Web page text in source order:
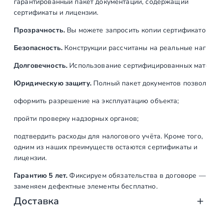
сертификаты и лицензии.
Прозрачность.Вы можете запросить копии сертификатов
Безопасность.Конструкции рассчитаны на реальные
Долговечность. Использование сертифицированных
Юридическую защиту.Полный пакет документов позволяет:
оформить разрешение на эксплуатацию объекта;
пройти проверку надзорных органов;
подтвердить расходы для налогового учёта. Кроме того,
одним из наших преимуществ остаются сертификаты и
лицензии.
Гарантию 5 лет. Фиксируем обязательства в договоре —
заменяем дефектные элементы бесплатно.
Доставка